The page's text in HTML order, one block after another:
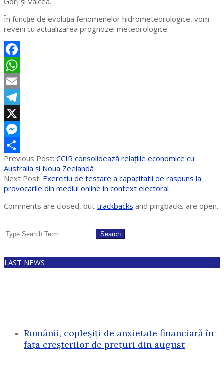
În funcție de evoluția fenomenelor hidrometeorologice, vom
reveni cu actualizarea prognozei meteorologice.
Facebook
WhatsApp
Email
Telegram
X
Messenger
Partajează
2025-
03-
27
Previous Post: CCIR consolidează relațiile economice cu
Australia și Noua Zeelandă
Next Post: Exercitiu de testare a capacitatii de raspuns la
provocarile din mediul online in context electoral
Comments are closed, but trackbacks and pingbacks are open.
Search
LAST NEWS
Românii, copleșiți de anxietate financiară în
fața creșterilor de prețuri din august